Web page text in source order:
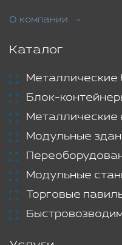
О компании
Каталог
Металлические
Блок-
Металлические
Модульные
Модульные
Торговые